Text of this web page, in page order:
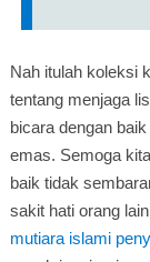
Nah itulah koleksi
tentang menjaga
bicara dengan
emas. Semoga
baik tidak
sakit hati orang
mutiara islami